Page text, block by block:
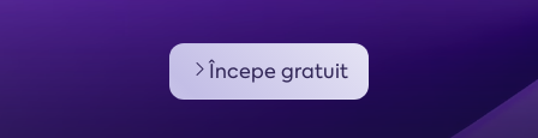
Începe gratuit